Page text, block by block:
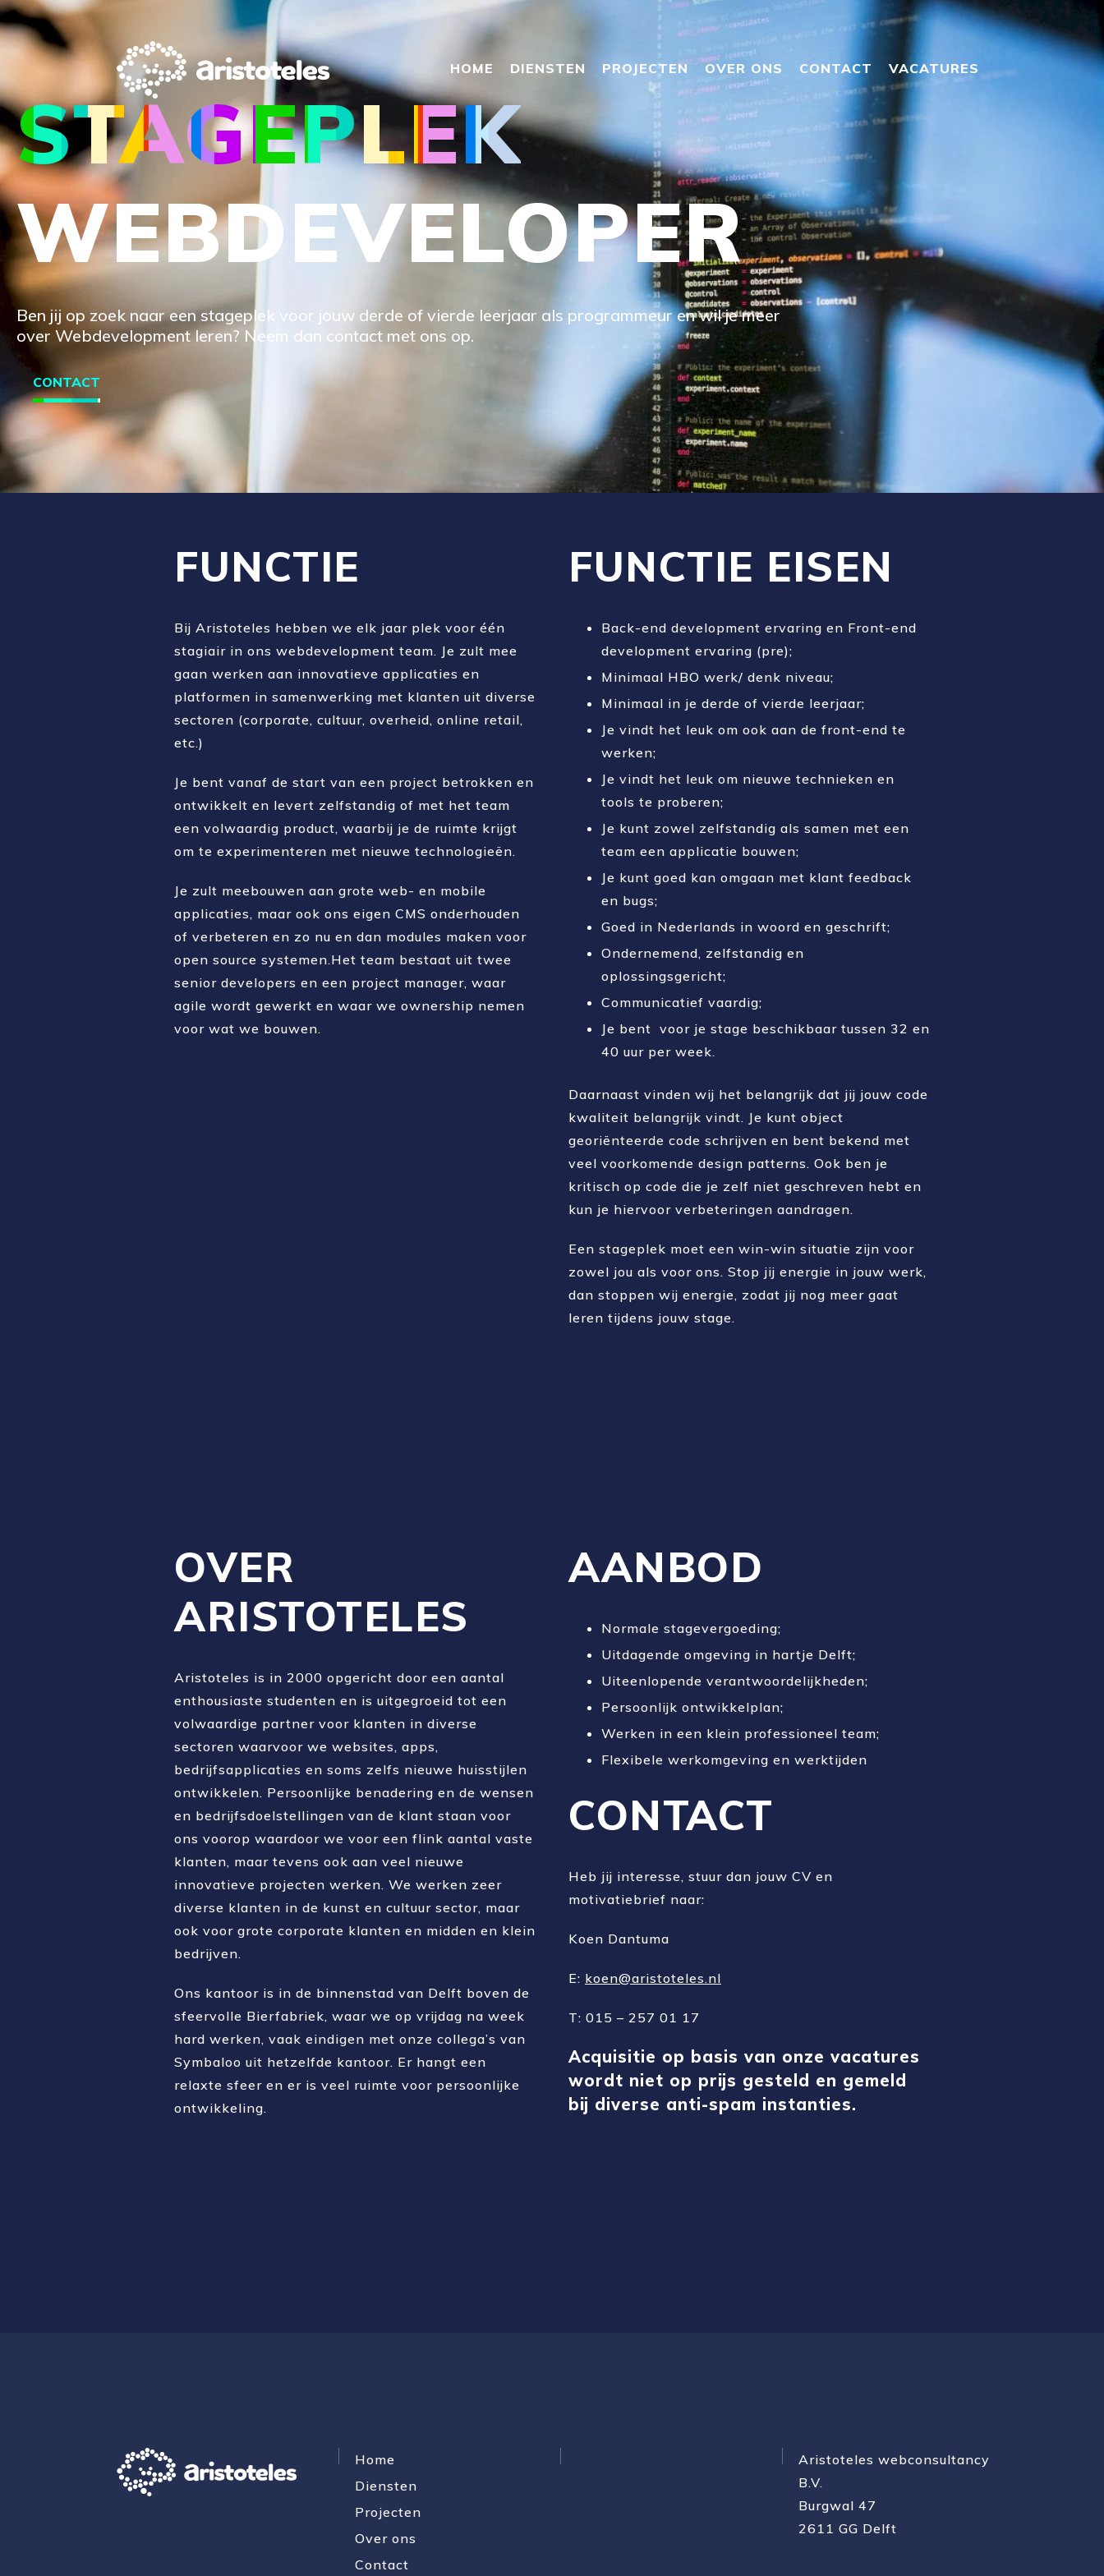
HOME DIENSTEN PROJECTEN OVER ONS CONTACT VACATURES
STAGEPLEK
WEBDEVELOPER
Ben jij op zoek naar een stageplek voor jouw derde of vierde leerjaar als programmeur en wil je meer
over Webdevelopment leren? Neem dan contact met ons op.
CONTACT
FUNCTIE
Bij Aristoteles hebben we elk jaar plek voor één
stagiair in ons webdevelopment team. Je zult mee
gaan werken aan innovatieve applicaties en
platformen in samenwerking met klanten uit diverse
sectoren (corporate, cultuur, overheid, online retail,
etc.)
Je bent vanaf de start van een project betrokken en
ontwikkelt en levert zelfstandig of met het team
een volwaardig product, waarbij je de ruimte krijgt
om te experimenteren met nieuwe technologieën.
Je zult meebouwen aan grote web- en mobile
applicaties, maar ook ons eigen CMS onderhouden
of verbeteren en zo nu en dan modules maken voor
open source systemen.Het team bestaat uit twee
senior developers en een project manager, waar
agile wordt gewerkt en waar we ownership nemen
voor wat we bouwen.
FUNCTIE EISEN
Back-end development ervaring en Front-end
development ervaring (pre);
Minimaal HBO werk/ denk niveau;
Minimaal in je derde of vierde leerjaar;
Je vindt het leuk om ook aan de front-end te
werken;
Je vindt het leuk om nieuwe technieken en
tools te proberen;
Je kunt zowel zelfstandig als samen met een
team een applicatie bouwen;
Je kunt goed kan omgaan met klant feedback
en bugs;
Goed in Nederlands in woord en geschrift;
Ondernemend, zelfstandig en
oplossingsgericht;
Communicatief vaardig;
Je bent voor je stage beschikbaar tussen 32 en
40 uur per week.
Daarnaast vinden wij het belangrijk dat jij jouw code
kwaliteit belangrijk vindt. Je kunt object
georiënteerde code schrijven en bent bekend met
veel voorkomende design patterns. Ook ben je
kritisch op code die je zelf niet geschreven hebt en
kun je hiervoor verbeteringen aandragen.
Een stageplek moet een win-win situatie zijn voor
zowel jou als voor ons. Stop jij energie in jouw werk,
dan stoppen wij energie, zodat jij nog meer gaat
leren tijdens jouw stage.
OVER
ARISTOTELES
Aristoteles is in 2000 opgericht door een aantal
enthousiaste studenten en is uitgegroeid tot een
volwaardige partner voor klanten in diverse
sectoren waarvoor we websites, apps,
bedrijfsapplicaties en soms zelfs nieuwe huisstijlen
ontwikkelen. Persoonlijke benadering en de wensen
en bedrijfsdoelstellingen van de klant staan voor
ons voorop waardoor we voor een flink aantal vaste
klanten, maar tevens ook aan veel nieuwe
innovatieve projecten werken. We werken zeer
diverse klanten in de kunst en cultuur sector, maar
ook voor grote corporate klanten en midden en klein
bedrijven.
Ons kantoor is in de binnenstad van Delft boven de
sfeervolle Bierfabriek, waar we op vrijdag na week
hard werken, vaak eindigen met onze collega’s van
Symbaloo uit hetzelfde kantoor. Er hangt een
relaxte sfeer en er is veel ruimte voor persoonlijke
ontwikkeling.
AANBOD
Normale stagevergoeding;
Uitdagende omgeving in hartje Delft;
Uiteenlopende verantwoordelijkheden;
Persoonlijk ontwikkelplan;
Werken in een klein professioneel team;
Flexibele werkomgeving en werktijden
CONTACT
Heb jij interesse, stuur dan jouw CV en
motivatiebrief naar:
Koen Dantuma
E: koen@aristoteles.nl
T: 015 – 257 01 17
Acquisitie op basis van onze vacatures
wordt niet op prijs gesteld en gemeld
bij diverse anti-spam instanties.
Home
Diensten
Projecten
Over ons
Contact
Aristoteles webconsultancy
B.V.
Burgwal 47
2611 GG Delft